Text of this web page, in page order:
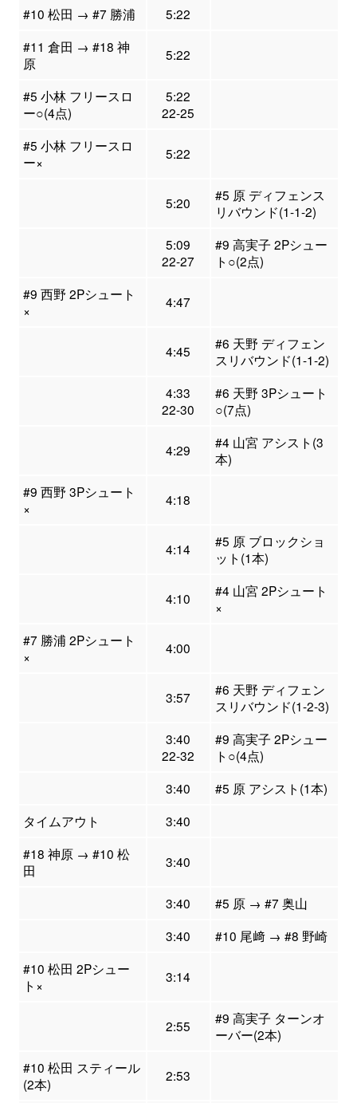
#10 松田 → #7 勝浦
5:22
#11 倉田 → #18 神
原
5:22
#5 小林 フリースロ
ー○(4点)
5:22
22-25
#5 小林 フリースロ
ー×
5:22
5:20
#5 原 ディフェンス
リバウンド(1-1-2)
5:09
22-27
#9 高実子 2Pシュー
ト○(2点)
#9 西野 2Pシュート
×
4:47
4:45
#6 天野 ディフェン
スリバウンド(1-1-2)
4:33
22-30
#6 天野 3Pシュート
○(7点)
4:29
#4 山宮 アシスト(3
本)
#9 西野 3Pシュート
×
4:18
4:14
#5 原 ブロックショ
ット(1本)
4:10
#4 山宮 2Pシュート
×
#7 勝浦 2Pシュート
×
4:00
3:57
#6 天野 ディフェン
スリバウンド(1-2-3)
3:40
22-32
#9 高実子 2Pシュー
ト○(4点)
3:40
#5 原 アシスト(1本)
タイムアウト
3:40
#18 神原 → #10 松
田
3:40
3:40
#5 原 → #7 奥山
3:40
#10 尾﨑 → #8 野崎
#10 松田 2Pシュー
ト×
3:14
2:55
#9 高実子 ターンオ
ーバー(2本)
#10 松田 スティール
(2本)
2:53